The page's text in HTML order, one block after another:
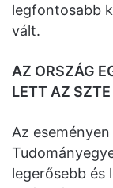
legfontosabb
vált.
AZ ORSZÁG
LETT AZ SZTE
Az
legerősebb és